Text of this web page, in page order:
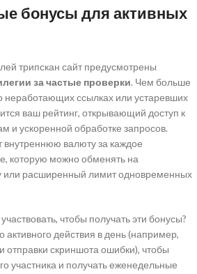
бонусы для активных
трипскан сайт предусмотрены
за частые проверки. Чем больше
неработающих ссылках или устаревших
ваш рейтинг, открывающий доступ к
и ускоренной обработке запросов.
внутреннюю валюту за каждое
которую можно обменять на
или расширенный лимит одновременных
чтобы получать эти бонусы?
активного действия в день (например,
отправки скриншота ошибки), чтобы
участника и получать еженедельные